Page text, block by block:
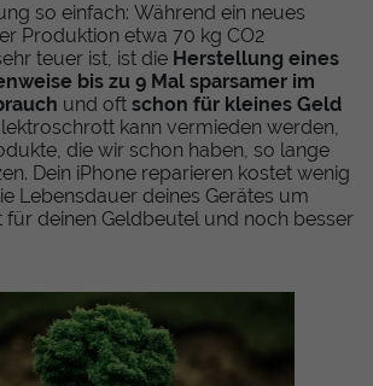
so einfach: Während ein neues
Produktion etwa 70 kg CO2
teuer ist, ist die Herstellung eines
bis zu 9 Mal sparsamer im
und oft schon für kleines Geld
kann vermieden werden,
die wir schon haben, so lange
Dein iPhone reparieren kostet wenig
Lebensdauer deines Gerätes um
für deinen Geldbeutel und noch besser